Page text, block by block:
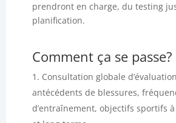
prendront en charge, du testing
planification.
Comment ça se passe?
Consultation globale
antécédents de blessures,
d’entraînement, objectifs sportifs